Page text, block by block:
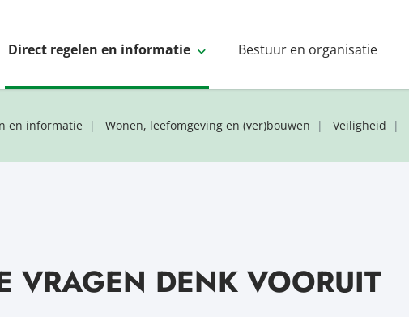
Direct regelen en informatie Bestuur en organisatie
en informatie Wonen, leefomgeving en (ver)bouwen Veiligheid
VRAGEN DENK VOORUIT